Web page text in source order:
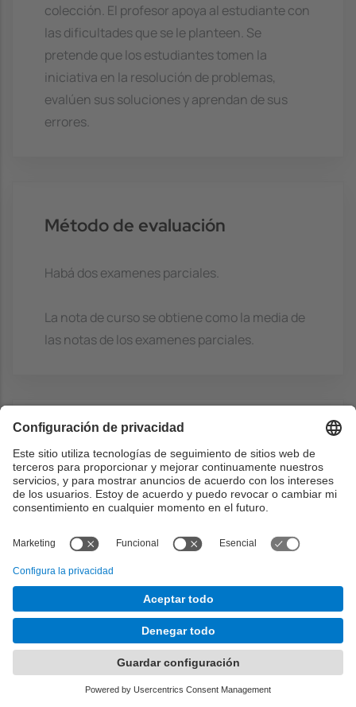
colección. El profesor apoya al estudiante con
las dificultades que se le planteen. Se
pretende que los estudiantes tomen la
iniciativa en la resolución de problemas,
evalúen sus soluciones y aprendan de sus
errores.
Método de evaluación
Habá dos examenes parciales.
La nota de curso se obtiene como la media de
las notas de los examenes parciales.
Básico
Apunts de Teoria de la Informació i
Codificació
Informació i codis- Brunat Blay, Josep M;
Ventura Capell, Enric, Edicions UPC, 2001.
ISBN: 8483015285
https://discovery.upc.edu/discovery/fulldi
docid=alma991002316969706711&conte
xt=L&vid=34CSUC_UPC:VU1&lang=ca
A Course in algebraic error-correcting